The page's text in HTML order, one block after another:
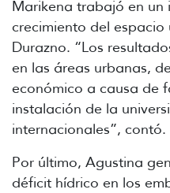
Marikena trabajó en
crecimiento del
Durazno. “Los
en las áreas urbanas,
económico a causa de
instalación de la
internacionales”, contó.
Por último, Agustina
déficit hídrico en los